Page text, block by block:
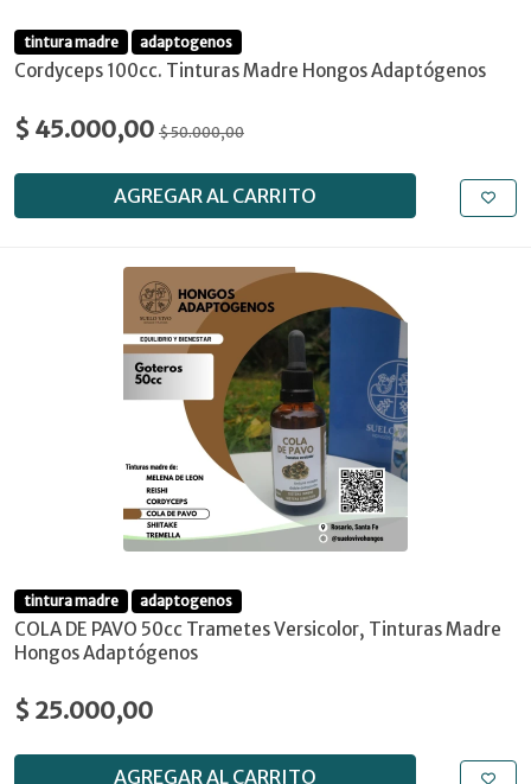
tintura madre adaptogenos
Cordyceps 100cc. Tinturas Madre Hongos Adaptógenos
$ 45.000,00 $ 50.000,00
AGREGAR AL CARRITO
tintura madre adaptogenos
COLA DE PAVO 50cc Trametes Versicolor, Tinturas Madre
Hongos Adaptógenos
$ 25.000,00
AGREGAR AL CARRITO